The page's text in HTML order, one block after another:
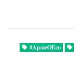
#ApoieOEco